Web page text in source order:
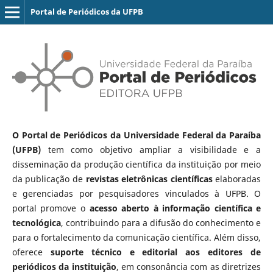
Portal de Periódicos da UFPB
O Portal de Periódicos da Universidade Federal da Paraíba
(UFPB)tem como objetivo ampliar a visibilidade e a
disseminação da produção científica da instituição por meio
da publicação de revistas eletrônicas científicaselaboradas
e gerenciadas por pesquisadores vinculados à UFPB. O
portal promove o acesso aberto à informação científica e
tecnológica, contribuindo para a difusão do conhecimento e
para o fortalecimento da comunicação científica. Além disso,
oferece suporte técnico e editorial aos editores de
periódicos da instituição, em consonância com as diretrizes